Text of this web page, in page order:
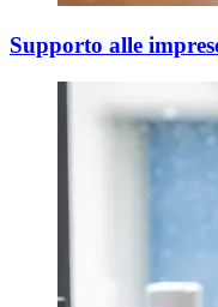
Supporto alle